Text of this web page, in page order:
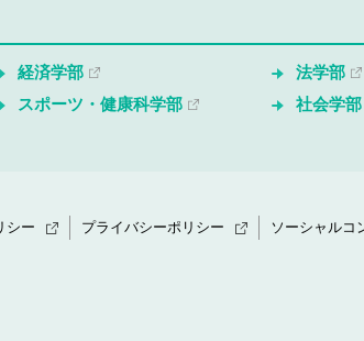
経済学部
法学部
スポーツ・健康科学部 社会学部
シー プライバシーポリシー ソーシャルコ